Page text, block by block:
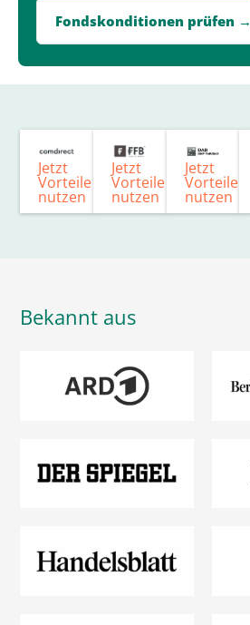
Fondskonditionen prüfen →
Jetzt
Vorteile
nutzen
Jetzt
Vorteile
nutzen
Jetzt
Vorteile
nutzen
Bekannt aus